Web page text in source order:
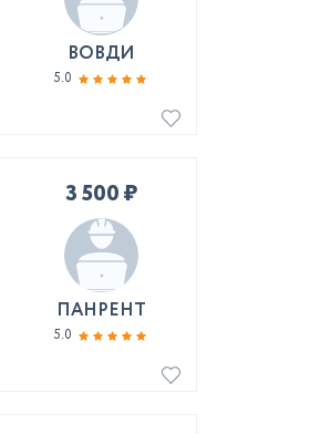
ВОВДИ
5.0
3 500 ₽
ПАНРЕНТ
5.0